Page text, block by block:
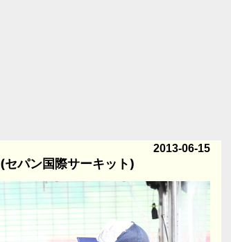
2013-06-15
パン国際サーキット)